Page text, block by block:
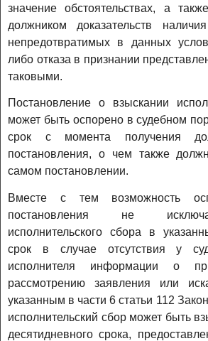
значение обстоятельствах, а
должником доказательств
непредотвратимых в данных
либо отказа в признании
таковыми.
Постановление о взыскании
может быть оспорено в судебном
срок с момента получения
постановления, о чем также
самом постановлении.
Вместе с тем возможность
постановления не
исполнительского сбора в
срок в случае отсутствия у
исполнителя информации о
рассмотрению заявления или
указанным в части 6 статьи 112
исполнительский сбор может быть
десятидневного срока,